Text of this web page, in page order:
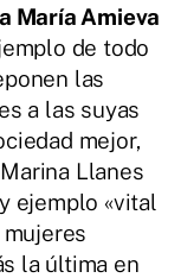
María Amieva
de todo
las
a las suyas
mejor,
Llanes
ejemplo «vital
la última en